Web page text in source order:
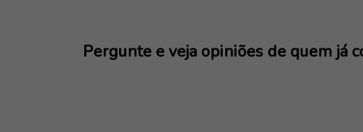
Pergunte e veja opiniões de quem já